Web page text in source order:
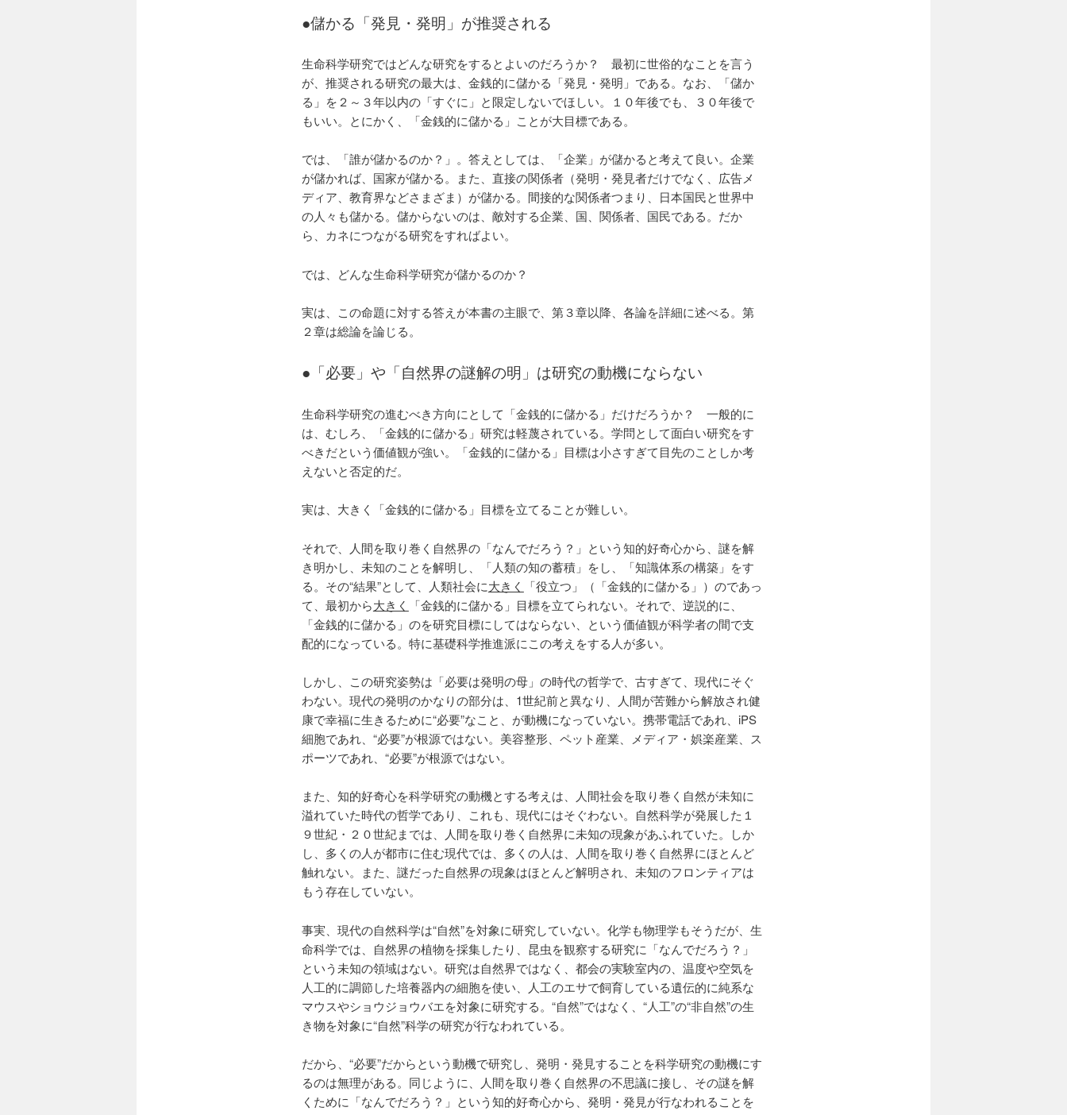
●儲かる「発見・発明」が推奨される
生命科学研究ではどんな研究をするとよいのだろうか？ 最初に世俗的なことを言う
が、推奨される研究の最大は、金銭的に儲かる「発見・発明」である。なお、「儲か
る」を２～３年以内の「すぐに」と限定しないでほしい。１０年後でも、３０年後で
もいい。とにかく、「金銭的に儲かる」ことが大目標である。
では、「誰が儲かるのか？」。答えとしては、「企業」が儲かると考えて良い。企業
が儲かれば、国家が儲かる。また、直接の関係者（発明・発見者だけでなく、広告メ
ディア、教育界などさまざま）が儲かる。間接的な関係者つまり、日本国民と世界中
の人々も儲かる。儲からないのは、敵対する企業、国、関係者、国民である。だか
ら、カネにつながる研究をすればよい。
では、どんな生命科学研究が儲かるのか？
実は、この命題に対する答えが本書の主眼で、第３章以降、各論を詳細に述べる。第
２章は総論を論じる。
● 「必要」や「自然界の謎解の明」は研究の動機にならない
生命科学研究の進むべき方向にとして「金銭的に儲かる」だけだろうか？ 一般的に
は、むしろ、「金銭的に儲かる」研究は軽蔑されている。学問として面白い研究をす
べきだという価値観が強い。「金銭的に儲かる」目標は小さすぎて目先のことしか考
えないと否定的だ。
実は、大きく「金銭的に儲かる」目標を立てることが難しい。
それで、人間を取り巻く自然界の「なんでだろう？」という知的好奇心から、謎を解
き明かし、未知のことを解明し、「人類の知の蓄積」をし、「知識体系の構築」をす
る。その“結果”として、人類社会に大きく
「役立つ」（「金銭的に儲かる」）のであっ
て、最初から大きく
「金銭的に儲かる」目標を立てられない。それで、逆説的に、
「金銭的に儲かる」のを研究目標にしてはならない、という価値観が科学者の間で支
配的になっている。特に基礎科学推進派にこの考えをする人が多い。
しかし、この研究姿勢は「必要は発明の母」の時代の哲学で、古すぎて、現代にそぐ
わない。現代の発明のかなりの部分は、1世紀前と異なり、人間が苦難から解放され健
康で幸福に生きるために“必要”なこと、が動機になっていない。携帯電話であれ、iPS
細胞であれ、“必要”が根源ではない。美容整形、ペット産業、メディア・娯楽産業、ス
ポーツであれ、“必要”が根源ではない。
また、知的好奇心を科学研究の動機とする考えは、人間社会を取り巻く自然が未知に
溢れていた時代の哲学であり、これも、現代にはそぐわない。自然科学が発展した１
９世紀・２０世紀までは、人間を取り巻く自然界に未知の現象があふれていた。しか
し、多くの人が都市に住む現代では、多くの人は、人間を取り巻く自然界にほとんど
触れない。また、謎だった自然界の現象はほとんど解明され、未知のフロンティアは
もう存在していない。
事実、現代の自然科学は“自然”を対象に研究していない。化学も物理学もそうだが、生
命科学では、自然界の植物を採集したり、昆虫を観察する研究に「なんでだろう？」
という未知の領域はない。研究は自然界ではなく、都会の実験室内の、温度や空気を
人工的に調節した培養器内の細胞を使い、人工のエサで飼育している遺伝的に純系な
マウスやショウジョウバエを対象に研究する。“自然”ではなく、“人工”の“非自然”の生
き物を対象に“自然”科学の研究が行なわれている。
だから、“必要”だからという動機で研究し、発明・発見することを科学研究の動機にす
るのは無理がある。同じように、人間を取り巻く自然界の不思議に接し、その謎を解
くために「なんでだろう？」という知的好奇心から、発明・発見が行なわれることを